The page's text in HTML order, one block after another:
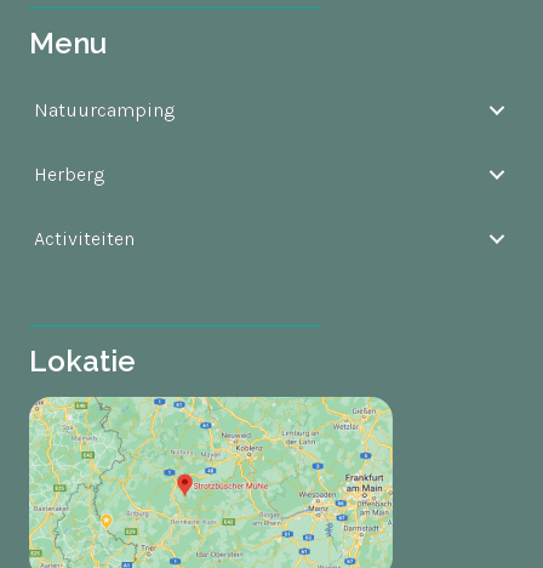
Menu
Natuurcamping
Herberg
Activiteiten
Lokatie